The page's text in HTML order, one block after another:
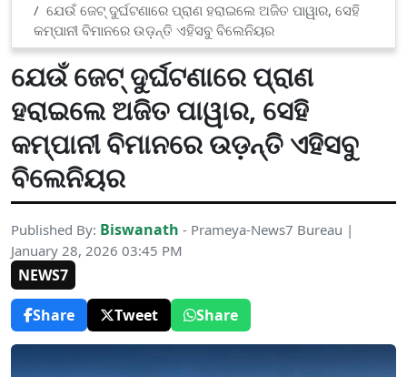
ଯେଉଁ ଜେଟ୍ ଦୁର୍ଘଟଣାରେ ପ୍ରାଣ ହରାଇଲେ ଅଜିତ ପାୱାର, ସେହି
କମ୍ପାନୀ ବିମାନରେ ଉଡ଼ନ୍ତି ଏହିସବୁ ବିଲେନିୟର
ଯେଉଁ ଜେଟ୍ ଦୁର୍ଘଟଣାରେ ପ୍ରାଣ
ହରାଇଲେ ଅଜିତ ପାୱାର, ସେହି
କମ୍ପାନୀ ବିମାନରେ ଉଡ଼ନ୍ତି ଏହିସବୁ
ବିଲେନିୟର
Published By: Biswanath - Prameya-News7 Bureau |
January 28, 2026 03:45 PM
NEWS7
Share
Tweet Share